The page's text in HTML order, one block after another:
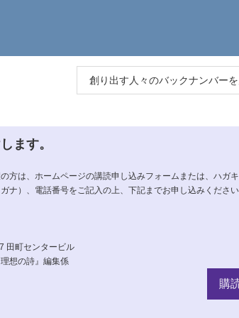
創り出す人々のバックナンバー
ます。
方は、ホームページの講読申し込みフォームまたは、ハガ
ナ）、電話番号をご記入の上、下記までお申し込みください
田町センタービル
想の詩』編集係
購